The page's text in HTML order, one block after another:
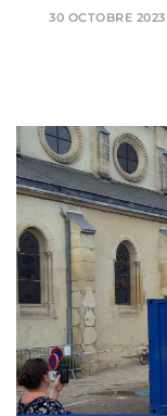
30 OCTOBRE 2023